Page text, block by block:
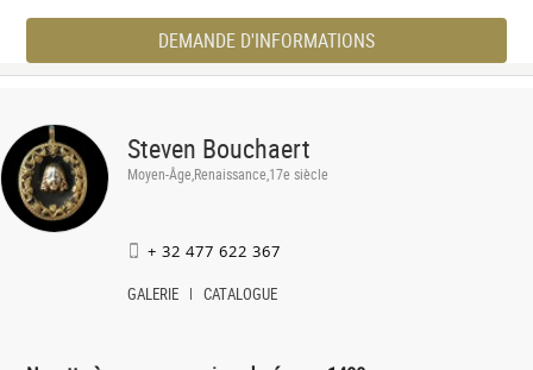
DEMANDE D'INFORMATIONS
Steven Bouchaert
Moyen-Âge,Renaissance,17e siècle
+ 32 477 622 367
GALERIE CATALOGUE